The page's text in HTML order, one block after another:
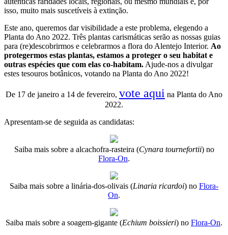
isso, muito mais suscetíveis à extinção.
Este ano, queremos dar visibilidade a este problema, elegendo a
Planta do Ano 2022. Três plantas carismáticas serão as nossas guias
para (re)descobrirmos e celebrarmos a flora do Alentejo Interior. Ao
protegermos estas plantas, estamos a proteger o seu habitat e
outras espécies que com elas co-habitam.Ajude-nos a divulgar
estes tesouros botânicos, votando na Planta do Ano 2022!
De 17 de janeiro a 14 de fevereiro, vote aqui na Planta do Ano
2022.
Apresentam-se de seguida as candidatas:
Saiba mais sobre a alcachofra-rasteira (Cynara tournefortii) no
Flora-On.
Saiba mais sobre a linária-dos-olivais (Linaria ricardoi) no Flora-
On.
Saiba mais sobre a soagem-gigante (Echium boissieri) no Flora-On.